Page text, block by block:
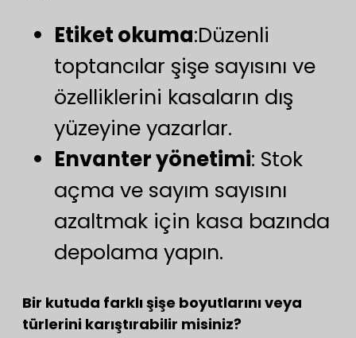
Etiket okuma:Düzenli
toptancılar şişe sayısını ve
özelliklerini kasaların dış
yüzeyine yazarlar.
Envanter yönetimi: Stok
açma ve sayım sayısını
azaltmak için kasa bazında
depolama yapın.
Bir kutuda farklı şişe boyutlarını veya
türlerini karıştırabilir misiniz?